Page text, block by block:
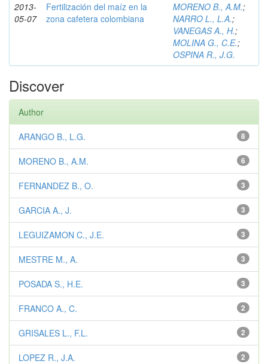
2013-
05-07
Fertilización del maíz en la
zona cafetera colombiana
MORENO B., A.M.;
NARRO L., L.A.;
VANEGAS A., H.;
MOLINA G., C.E.;
OSPINA R., J.G.
Discover
Author
8
ARANGO B., L.G.
6
MORENO B., A.M.
3
FERNANDEZ B., O.
3
GARCIA A., J.
3
LEGUIZAMON C., J.E.
3
MESTRE M., A.
3
POSADA S., H.E.
2
FRANCO A., C.
2
GRISALES L., F.L.
2
LOPEZ R., J.A.